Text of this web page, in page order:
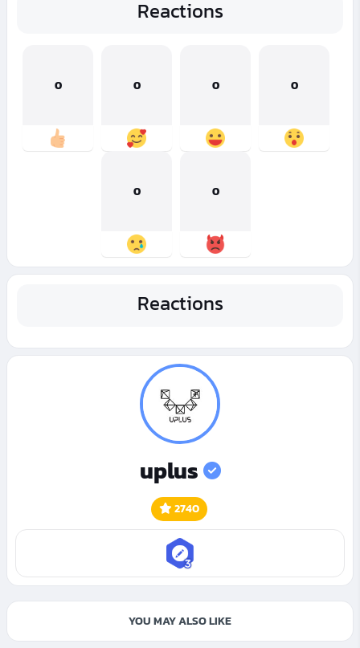
Reactions
0 0 0 0
0 0
Reactions
uplus
2740
YOU MAY ALSO LIKE